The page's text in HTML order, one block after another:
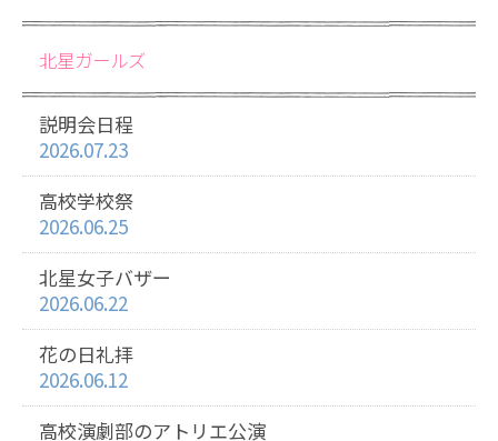
北星ガールズ
説明会日程
2026.07.23
高校学校祭
2026.06.25
北星女子バザー
2026.06.22
花の日礼拝
2026.06.12
高校演劇部のアトリエ公演